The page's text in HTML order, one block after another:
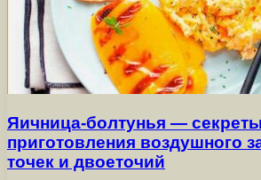
Яичница-болтунья — секреты
приготовления воздушного
точек и двоеточий